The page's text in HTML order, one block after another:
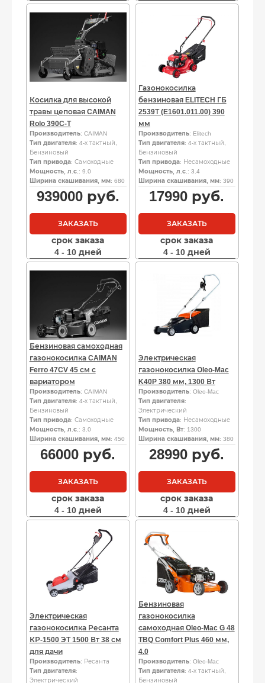
Косилка для высокой
травы цеповая CAIMAN
Rolo 390C-T
Производитель: CAIMAN
Тип двигателя: 4-х тактный,
Бензиновый
Тип привода: Самоходные
Мощность, л.с. : 9.0
Ширина скашивания, мм: 680
939000руб.
ЗАКАЗАТЬ
срок заказа
4 - 10 дней
Газонокосилка
бензиновая ELITECH ГБ
2539Т (E1601.011.00) 390
мм
Производитель: Elitech
Тип двигателя: 4-х тактный,
Бензиновый
Тип привода: Несамоходные
Мощность, л.с. : 3.4
Ширина скашивания, мм: 390
17990 руб.
ЗАКАЗАТЬ
срок заказа
4 - 10 дней
Бензиновая самоходная
газонокосилка CAIMAN
Ferro 47CV 45 см с
вариатором
Производитель: CAIMAN
Тип двигателя: 4-х тактный,
Бензиновый
Тип привода: Самоходные
Мощность, л.с. : 3.0
Ширина скашивания, мм: 450
66000 руб.
ЗАКАЗАТЬ
срок заказа
4 - 10 дней
Электрическая
газонокосилка Oleo-Mac
K40P 380 мм, 1300 Вт
Производитель: Oleo-Mac
Тип двигателя:
Электрический
Тип привода: Несамоходные
Мощность, Вт: 1300
Ширина скашивания, мм: 380
28990 руб.
ЗАКАЗАТЬ
срок заказа
4 - 10 дней
Электрическая
газонокосилка Ресанта
КР-1500 ЭТ 1500 Вт 38 см
для дачи
Производитель: Ресанта
Тип двигателя:
Электрический
Бензиновая
газонокосилка
самоходная Oleo-Mac G 48
TBQ Comfort Plus 460 мм,
4.0
Производитель: Oleo-Mac
Тип двигателя: 4-х тактный,
Бензиновый